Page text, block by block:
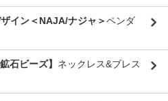
イン＜NAJA/ナジャ＞ペンダ
石ビーズ】 ネックレス&ブレス